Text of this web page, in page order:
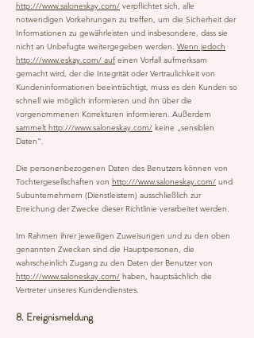
http:///www.saloneskay.com/ verpflichtet sich, alle
notwendigen Vorkehrungen zu treffen, um die Sicherheit der
Informationen zu gewährleisten und insbesondere, dass sie
nicht an Unbefugte weitergegeben werden. Wenn jedoch
http:///www.eskay.com/ auf einen Vorfall aufmerksam
gemacht wird, der die Integrität oder Vertraulichkeit von
Kundeninformationen beeinträchtigt, muss es den Kunden so
schnell wie möglich informieren und ihn über die
vorgenommenen Korrekturen informieren. Außerdem
sammelt http:///www.saloneskay.com/ keine „sensiblen
Daten“.
Die personenbezogenen Daten des Benutzers können von
Tochtergesellschaften von http:///www.saloneskay.com/ und
Subunternehmern (Dienstleistern) ausschließlich zur
Erreichung der Zwecke dieser Richtlinie verarbeitet werden.
Im Rahmen ihrer jeweiligen Zuweisungen und zu den oben
genannten Zwecken sind die Hauptpersonen, die
wahrscheinlich Zugang zu den Daten der Benutzer von
http:///www.saloneskay.com/ haben, hauptsächlich die
Vertreter unseres Kundendienstes.
8. Ereignismeldung